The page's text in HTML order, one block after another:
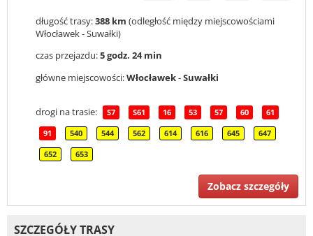
długość trasy:388 km (odległość między miejscowościami
Włocławek - Suwałki)
czas przejazdu:5 godz. 24 min
główne miejscowości:Włocławek-Suwałki
drogi na trasie: S7 S61 16 53 57 60 61
91 540 544 562 614 616 645 647
652 653
Zobacz szczegóły
SZCZEGÓŁY TRASY